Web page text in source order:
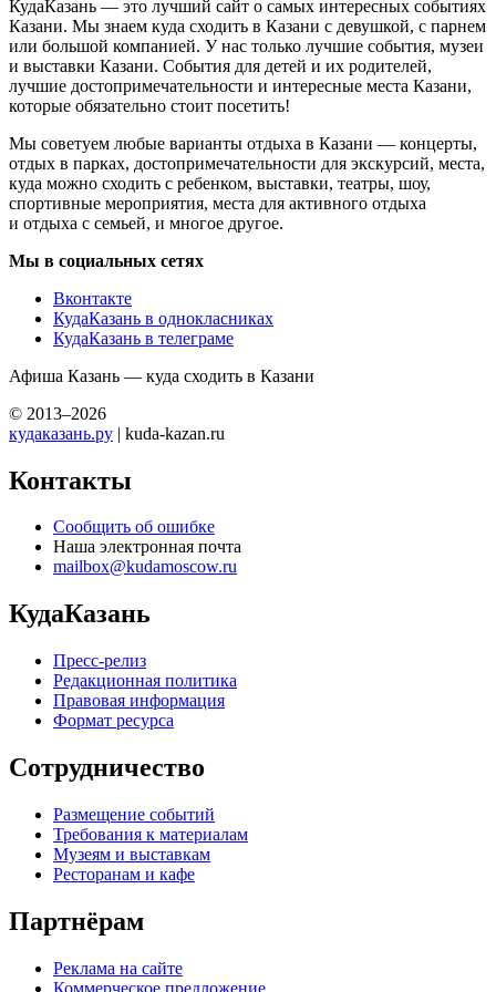
КудаКазань — это лучший сайт о самых интересных событиях
Казани. Мы знаем куда сходить в Казани с девушкой, с парнем
или большой компанией. У нас только лучшие события, музеи
и выставки Казани. События для детей и их родителей,
лучшие достопримечательности и интересные места Казани,
которые обязательно стоит посетить!
Мы советуем любые варианты отдыха в Казани — концерты,
отдых в парках, достопримечательности для экскурсий, места,
куда можно сходить с ребенком, выставки, театры, шоу,
спортивные мероприятия, места для активного отдыха
и отдыха с семьей, и многое другое.
Мы в социальных сетях
Вконтакте
КудаКазань в однокласниках
КудаКазань в телеграме
Афиша Казань — куда сходить в Казани
© 2013–2026
кудаказань.ру | kuda-kazan.ru
Контакты
Сообщить об ошибке
Наша электронная почта
mailbox@kudamoscow.ru
КудаКазань
Пресс-релиз
Редакционная политика
Правовая информация
Формат ресурса
Сотрудничество
Размещение событий
Требования к материалам
Музеям и выставкам
Ресторанам и кафе
Партнёрам
Реклама на сайте
Коммерческое предложение